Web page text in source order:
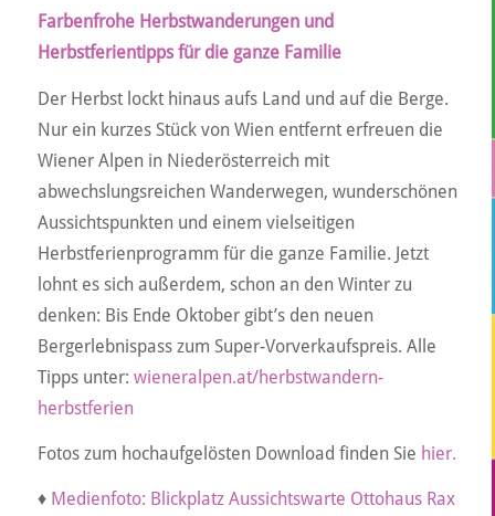
Farbenfrohe Herbstwanderungen und
Herbstferientipps für die ganze Familie
Der Herbst lockt hinaus aufs Land und auf die Berge.
Nur ein kurzes Stück von Wien entfernt erfreuen die
Wiener Alpen in Niederösterreich mit
abwechslungsreichen Wanderwegen, wunderschönen
Aussichtspunkten und einem vielseitigen
Herbstferienprogramm für die ganze Familie. Jetzt
lohnt es sich außerdem, schon an den Winter zu
denken: Bis Ende Oktober gibt’s den neuen
Bergerlebnispass zum Super-Vorverkaufspreis. Alle
Tipps unter: wieneralpen.at/herbstwandern-
herbstferien
Fotos zum hochaufgelösten Download finden Sie hier.
♦ Medienfoto: Blickplatz Aussichtswarte Ottohaus Rax